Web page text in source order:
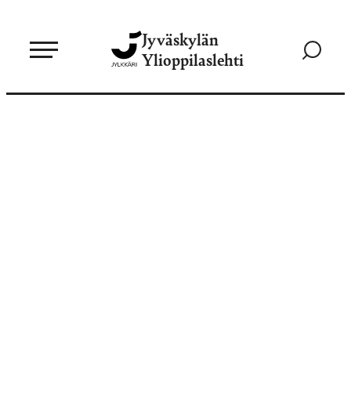
sisältöön
Jyväskylän
Ylioppilaslehti
Siirry